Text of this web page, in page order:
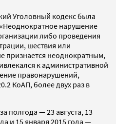
Уголовный кодекс была
нарушение
либо проведения
шествия или
признается неоднократным,
к административной
правонарушений,
КоАП, более двух раз в
полгода — 23 августа, 13
и 15 января 2015 года —